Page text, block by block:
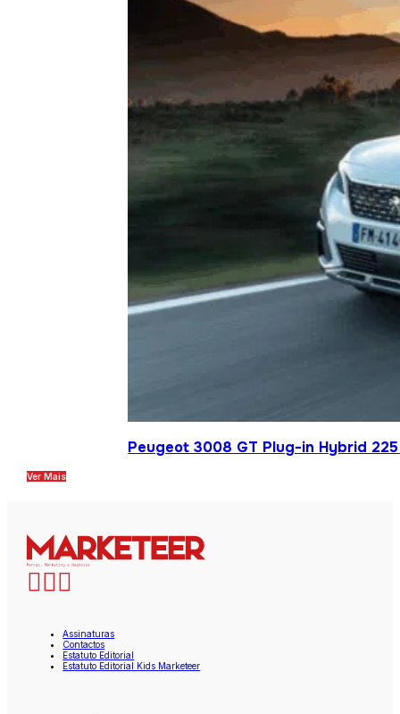
Peugeot 3008 GT Plug-in Hybrid
Ver Mais
Assinaturas
Contactos
Estatuto Editorial
Estatuto Editorial Kids Marketeer